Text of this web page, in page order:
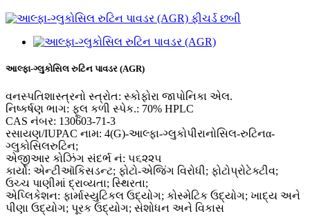
આલ્ફા-ગ્લુકોસિલ રુટિન પાવડર (AGR)
વનસ્પતિશાસ્ત્રનો સ્ત્રોત: સ્કોફોરા જાપોનિકા એલ.
નિષ્કર્ષણ ભાગ: ફૂલ કળી સ્પેક.: 70% HPLC
CAS નંબર: 130603-71-3
રસાયણ/IUPAC નામ: 4(G)-આલ્ફા-ગ્લુકોપીરાનોસિલ-રુટિનα-
ગ્લુકોસિલરુટિન;
એજીઆર કોઝિંગ સંદર્ભ નં: ૫૬૨૨૫
કાર્યો: એન્ટીઑકિસડન્ટ; ફોટો-એજિંગ વિરોધી; ફોટોપ્રોટેક્ટીવ;
ઉચ્ચ પાણીમાં દ્રાવ્યતા; સ્થિરતા;
એપ્લિકેશન: ફાર્માસ્યુટિકલ ઉદ્યોગ; કોસ્મેટિક ઉદ્યોગ; ખાદ્ય અને
પીણા ઉદ્યોગ; પૂરક ઉદ્યોગ; સંશોધન અને વિકાસ